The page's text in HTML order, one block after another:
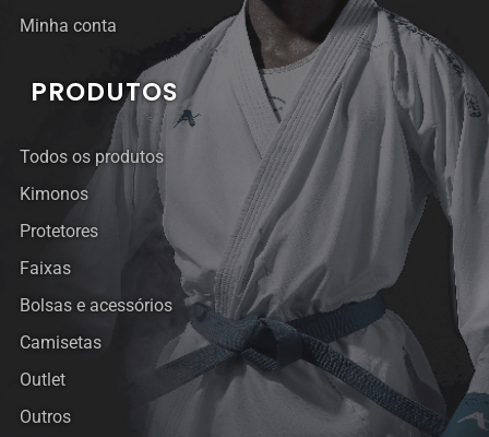
Minha conta
PRODUTOS
Todos os produtos
Kimonos
Protetores
Faixas
Bolsas e acessórios
Camisetas
Outlet
Outros